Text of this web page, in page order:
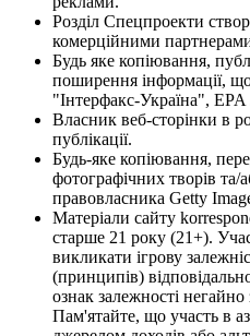
Розділ Спецпроекти
комерційними
Будь яке копіювання,
поширення інформації,
"Інтерфакс-Україна",
Власник веб-сторінки в
публікації.
Будь-яке копіювання,
фотографічних творів та/
правовласника Getty
Матеріали сайту
старше 21 року (21+).
викликати ігрову
(принципів)
ознак залежності негайно
Пам'ятайте, що участь в